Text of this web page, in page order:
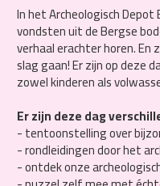
In het Archeologisch
vondsten uit de Bergse
verhaal erachter horen.
slag gaan! Er zijn op deze
zowel kinderen als
Er zijn deze dag
- tentoonstelling over
- rondleidingen door het
- ontdek onze